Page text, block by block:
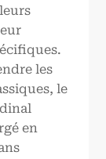
les
le
en